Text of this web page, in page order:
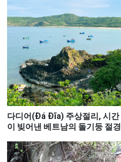
다디어(Đá Đĩa) 주상절리, 시간
이 빚어낸 베트남의 돌기둥 절경